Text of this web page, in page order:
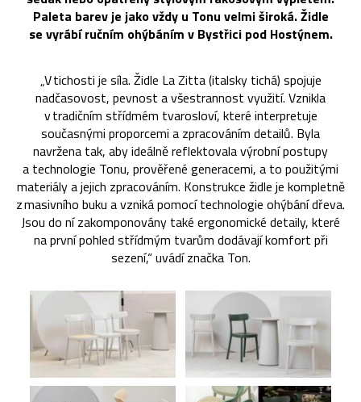
Paleta barev je jako vždy u Tonu velmi široká. Židle
se vyrábí ručním ohýbáním v Bystřici pod Hostýnem.
„V tichosti je síla. Židle La Zitta (italsky tichá) spojuje
nadčasovost, pevnost a všestrannost využití. Vznikla
v tradičním střídmém tvarosloví, které interpretuje
současnými proporcemi a zpracováním detailů. Byla
navržena tak, aby ideálně reflektovala výrobní postupy
a technologie Tonu, prověřené generacemi, a to použitými
materiály a jejich zpracováním. Konstrukce židle je kompletně
z masivního buku a vzniká pomocí technologie ohýbání dřeva.
Jsou do ní zakomponovány také ergonomické detaily, které
na první pohled střídmým tvarům dodávají komfort při
sezení,“ uvádí značka Ton.